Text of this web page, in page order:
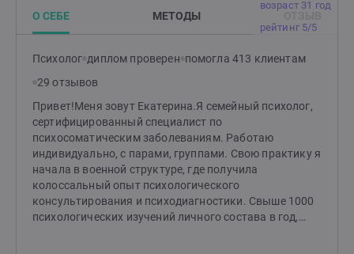
доверительное пространство для разговора и работы
с моими клиентами.Моя цель - помочь людям
благополучие.Я сопровождаю клиентов на их пути
трудностей.
возраст 31 год
рейтинг 5/5
О СЕБЕ МЕТОДЫ
Психолог диплом проверен помогла 413 клиентам
29 отзывов
Привет!Меня зовут Екатерина.Я семейный психолог,
сертифицированный специалист по
психосоматическим заболеваниям. Работаю
индивидуально, с парами, группами. Свою практику я
начала в военной структуре, где получила
колоссальный опыт психологического
консультирования и психодиагностики. Свыше 1000
психологических изучений личного состава в год,